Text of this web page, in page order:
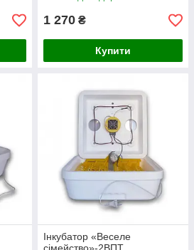
1 270 ₴
Купити
Інкубатор «Веселе